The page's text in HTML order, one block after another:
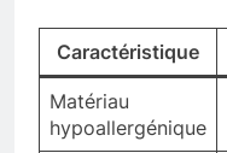
Caractéristique
Matériau
hypoallergénique